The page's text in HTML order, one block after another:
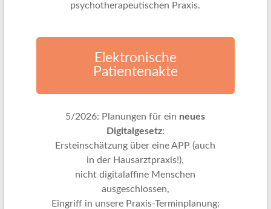
psychotherapeutischen Praxis.
Elektronische
Patientenakte
5/2026: Planungen für ein neues
Digitalgesetz:
Ersteinschätzung über eine APP (auch
in der Hausarztpraxis!),
nicht digitalaffine Menschen
ausgeschlossen,
Eingriff in unsere Praxis-Terminplanung: